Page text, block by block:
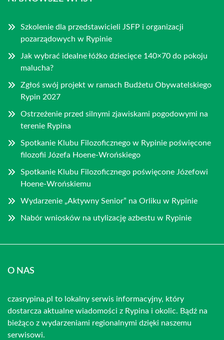
Szkolenie dla przedstawicieli JSFP i organizacji
pozarządowych w Rypinie
Jak wybrać idealne łóżko dziecięce 140×70 do pokoju
malucha?
Zgłoś swój projekt w ramach Budżetu Obywatelskiego
Rypin 2027
Ostrzeżenie przed silnymi zjawiskami pogodowymi na
terenie Rypina
Spotkanie Klubu Filozoficznego w Rypinie poświęcone
filozofii Józefa Hoene-Wrońskiego
Spotkanie Klubu Filozoficznego poświęcone Józefowi
Hoene-Wrońskiemu
Wydarzenie „Aktywny Senior” na Orliku w Rypinie
Nabór wniosków na utylizację azbestu w Rypinie
O NAS
czasrypina.pl to lokalny serwis informacyjny, który
dostarcza aktualne wiadomości z Rypina i okolic. Bądź na
bieżąco z wydarzeniami regionalnymi dzięki naszemu
serwisowi.